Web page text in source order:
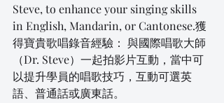
Steve, to enhance your singing skills
in English, Mandarin, or Cantonese.獲
得寶貴歌唱錄音經驗： 與國際唱歌大師
（Dr. Steve）一起拍影片互動，當中可
以提升學員的唱歌技巧，互動可選英
語、普通話或廣東話。